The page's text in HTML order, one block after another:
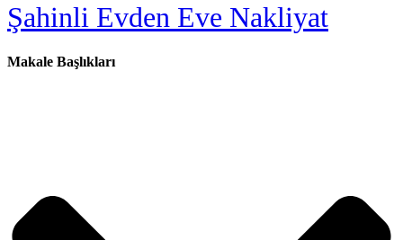
Şahinli Evden Eve Nakliyat
Makale Başlıkları